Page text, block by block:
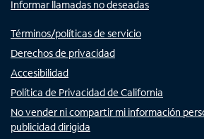
Informar llamadas no deseadas
Términos/políticas de servicio
Derechos de privacidad
Accesibilidad
Política de Privacidad de California
No vender ni compartir mi información
publicidad dirigida